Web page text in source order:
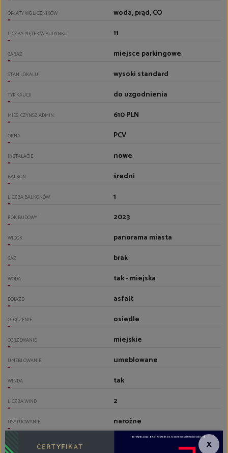
OPŁATY WG LICZNIKÓW woda, prąd, CO
LICZBA PIĘTER W BUDYNKU 11
GARAŻ miejsce parkingowe
STAN LOKALU wysoki standard
TYP KAUCJI do uzgodnienia
MIES. CZYNSZ ADMIN. 610 PLN
OKNA PCV
INSTALACJE nowe
BALKON średni
LICZBA BALKONÓW 1
ROK BUDOWY 2023
WIDOK panorama miasta
GAZ brak
WODA tak - miejska
DOJAZD asfalt
OTOCZENIE osiedle
OGRZEWANIE miejskie
UMEBLOWANIE umeblowane
WINDA tak
LICZBA WIND 2
USYTUOWANIE narożne
DRZWI ANTYWŁAMANIOWE ×